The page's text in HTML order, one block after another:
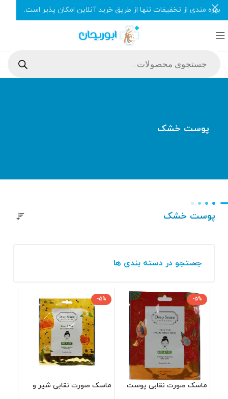
پوست خشک
پوست خشک
جستجو در دسته بندی ها
-5%
ماسک صورت نقابی پوست
-5%
ماسک صورت نقابی شیر و
بهره مندی از تخفیفات تنها از طریق خرید آنلاین امکان پذیر است.